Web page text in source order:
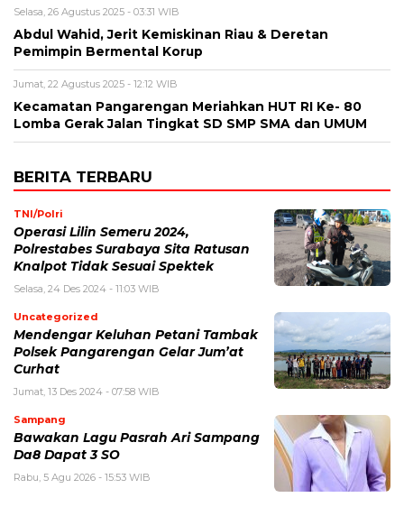
Selasa, 26 Agustus 2025 - 03:31 WIB
Abdul Wahid, Jerit Kemiskinan Riau & Deretan
Pemimpin Bermental Korup
Jumat, 22 Agustus 2025 - 12:12 WIB
Kecamatan Pangarengan Meriahkan HUT RI Ke- 80
Lomba Gerak Jalan Tingkat SD SMP SMA dan UMUM
BERITA TERBARU
TNI/Polri
Operasi Lilin Semeru 2024,
Polrestabes Surabaya Sita Ratusan
Knalpot Tidak Sesuai Spektek
Selasa, 24 Des 2024 - 11:03 WIB
Uncategorized
Mendengar Keluhan Petani Tambak
Polsek Pangarengan Gelar Jum’at
Curhat
Jumat, 13 Des 2024 - 07:58 WIB
Sampang
Bawakan Lagu Pasrah Ari Sampang
Da8 Dapat 3 SO
Rabu, 5 Agu 2026 - 15:53 WIB